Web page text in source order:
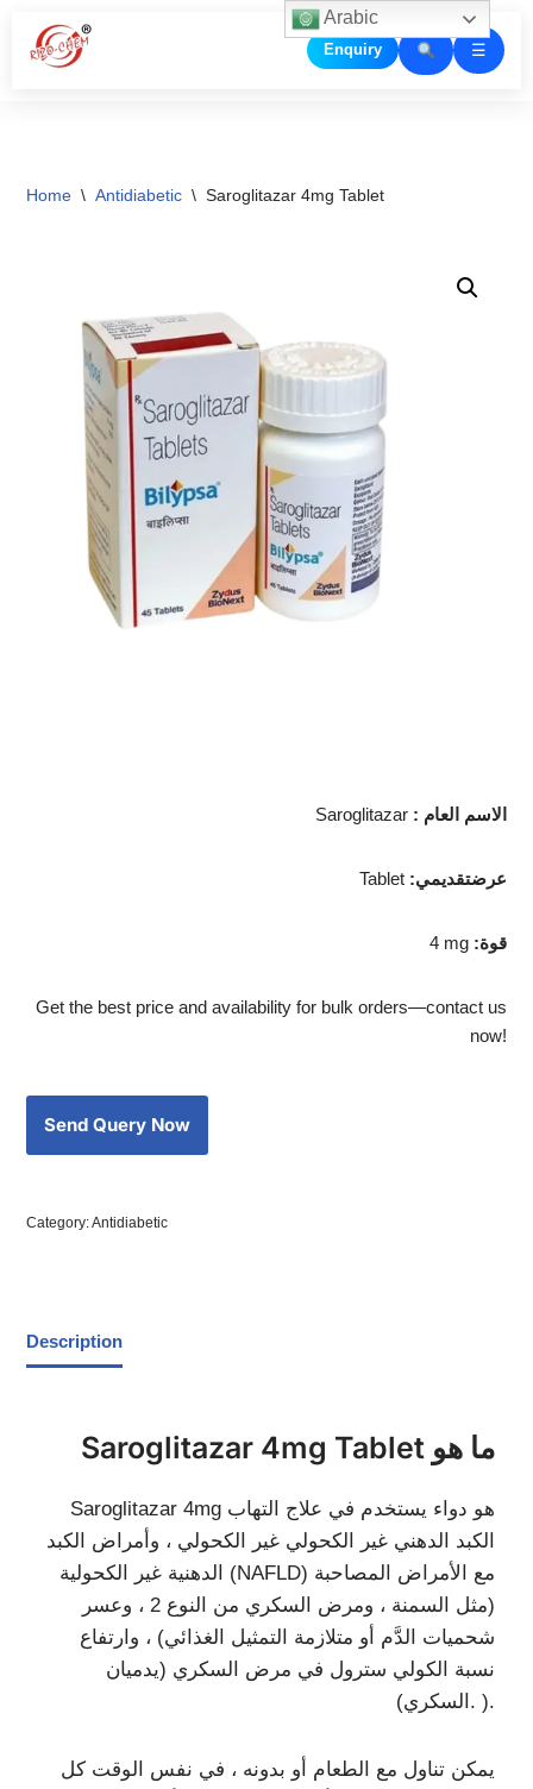
Skip
Enquiry ☰
Home \ Antidiabetic \ Saroglitazar 4mg Tablet
Saroglitazar : الاسم العام
Tablet :عرضتقديمي
4 mg :قوة
Get the best price and availability for bulk orders—contact us
now!
Category:Antidiabetic
Description
Saroglitazar 4mg Tablet ما هو
Saroglitazar 4mg هو دواء يستخدم في علاج التهاب
الكبد الدهني غير الكحولي غير الكحولي ، وأمراض الكبد
الدهنية غير الكحولية (NAFLD) مع الأمراض المصاحبة
(مثل السمنة ، ومرض السكري من النوع 2 ، وعسر
شحميات الدَّم أو متلازمة التمثيل الغذائي) ، وارتفاع
نسبة الكولي سترول في مرض السكري (يدميان
السكري). ).
يمكن تناول مع الطعام أو بدونه ، في نفس الوقت كل
Arabic